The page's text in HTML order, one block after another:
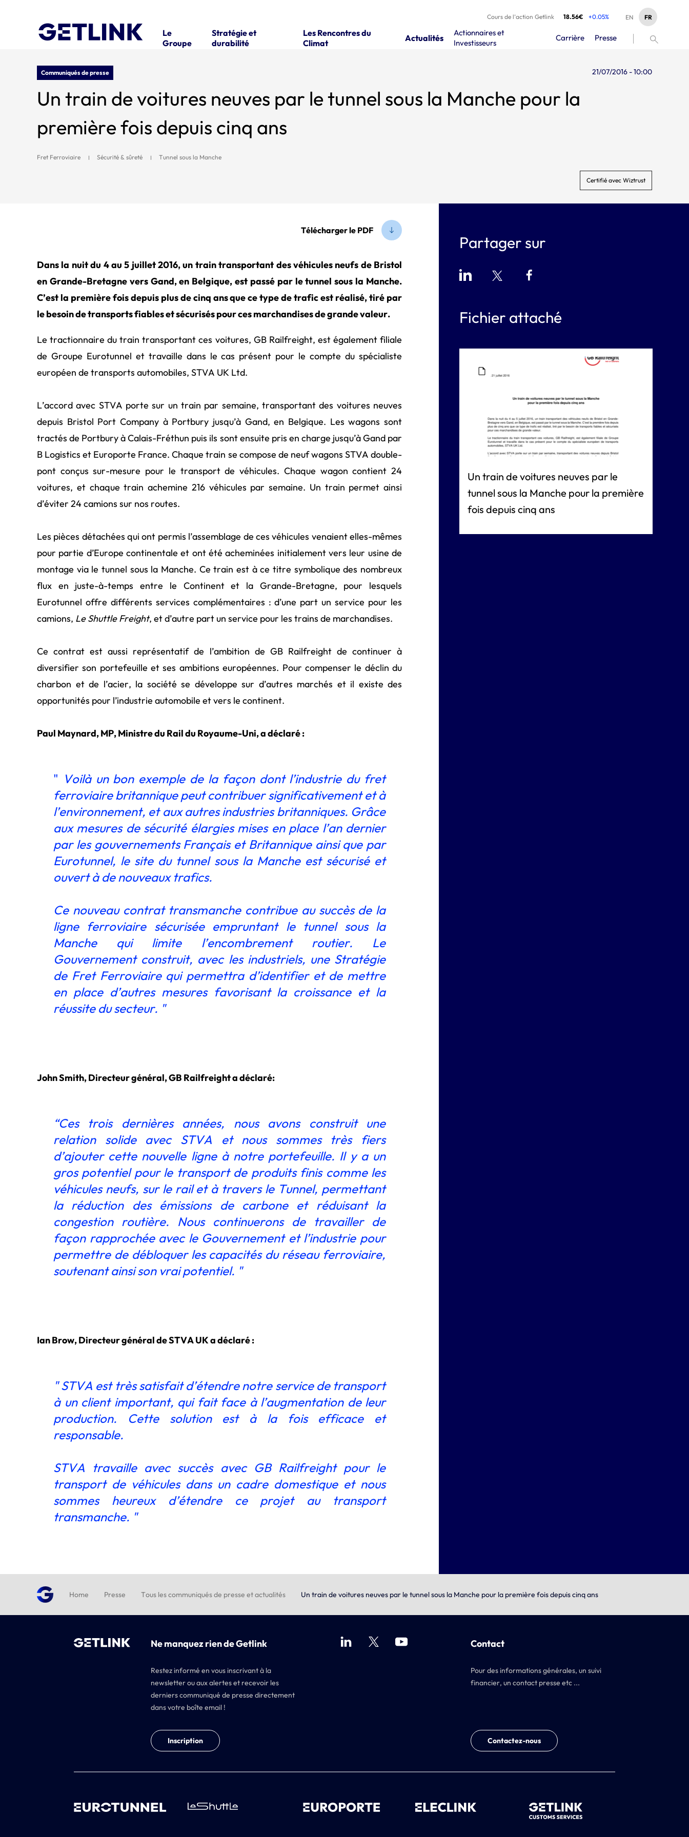
Cours de l’action Getlink 18.56€ +0.05% FR
EN
Le
Groupe
Stratégie et
durabilité
Les Rencontres du
Climat
Actualités
Actionnaires et
Investisseurs
Carrière Presse
Communiqués de presse 21/07/2016 - 10:00
Un train de voitures neuves par le tunnel sous la Manche pour la
première fois depuis cinq ans
Fret Ferroviaire Sécurité & sûreté Tunnel sous la Manche
Certifié avec Wiztrust
Télécharger le PDF
Dans la nuit du 4 au 5 juillet 2016, un train transportant des véhicules neufs de Bristol
en Grande-Bretagne vers Gand, en Belgique, est passé par le tunnel sous la Manche.
C’est la première fois depuis plus de cinq ans que ce type de trafic est réalisé, tiré par
le besoin de transports fiables et sécurisés pour ces marchandises de grande valeur.
Le tractionnaire du train transportant ces voitures, GB Railfreight, est également filiale
de Groupe Eurotunnel et travaille dans le cas présent pour le compte du spécialiste
européen de transports automobiles, STVA UK Ltd.
L’accord avec STVA porte sur un train par semaine, transportant des voitures neuves
depuis Bristol Port Company à Portbury jusqu’à Gand, en Belgique. Les wagons sont
tractés de Portbury à Calais-Fréthun puis ils sont ensuite pris en charge jusqu’à Gand par
B Logistics et Europorte France. Chaque train se compose de neuf wagons STVA double-
pont conçus sur-mesure pour le transport de véhicules. Chaque wagon contient 24
voitures, et chaque train achemine 216 véhicules par semaine. Un train permet ainsi
d’éviter 24 camions sur nos routes.
Les pièces détachées qui ont permis l’assemblage de ces véhicules venaient elles-mêmes
pour partie d’Europe continentale et ont été acheminées initialement vers leur usine de
montage via le tunnel sous la Manche. Ce train est à ce titre symbolique des nombreux
flux en juste-à-temps entre le Continent et la Grande-Bretagne, pour lesquels
Eurotunnel offre différents services complémentaires : d’une part un service pour les
camions, Le Shuttle Freight, et d’autre part un service pour les trains de marchandises.
Ce contrat est aussi représentatif de l’ambition de GB Railfreight de continuer à
diversifier son portefeuille et ses ambitions européennes. Pour compenser le déclin du
charbon et de l’acier, la société se développe sur d’autres marchés et il existe des
opportunités pour l’industrie automobile et vers le continent.
Paul Maynard, MP, Ministre du Rail du Royaume-Uni, a déclaré :
" Voilà un bon exemple de la façon dont l’industrie du fret
ferroviaire britannique peut contribuer significativement et à
l’environnement, et aux autres industries britanniques. Grâce
aux mesures de sécurité élargies mises en place l’an dernier
par les gouvernements Français et Britannique ainsi que par
Eurotunnel, le site du tunnel sous la Manche est sécurisé et
ouvert à de nouveaux trafics.
Ce nouveau contrat transmanche contribue au succès de la
ligne ferroviaire sécurisée empruntant le tunnel sous la
Manche qui limite l’encombrement routier. Le
Gouvernement construit, avec les industriels, une Stratégie
de Fret Ferroviaire qui permettra d’identifier et de mettre
en place d’autres mesures favorisant la croissance et la
réussite du secteur. "
John Smith, Directeur général, GB Railfreight a déclaré:
“Ces trois dernières années, nous avons construit une
relation solide avec STVA et nous sommes très fiers
d’ajouter cette nouvelle ligne à notre portefeuille. Il y a un
gros potentiel pour le transport de produits finis comme les
véhicules neufs, sur le rail et à travers le Tunnel, permettant
la réduction des émissions de carbone et réduisant la
congestion routière. Nous continuerons de travailler de
façon rapprochée avec le Gouvernement et l’industrie pour
permettre de débloquer les capacités du réseau ferroviaire,
soutenant ainsi son vrai potentiel. "
Ian Brow, Directeur général de STVA UK a déclaré :
" STVA est très satisfait d’étendre notre service de transport
à un client important, qui fait face à l’augmentation de leur
production. Cette solution est à la fois efficace et
responsable.
STVA travaille avec succès avec GB Railfreight pour le
transport de véhicules dans un cadre domestique et nous
sommes heureux d’étendre ce projet au transport
transmanche. "
Partager sur
Fichier attaché
Un train de voitures neuves par le
tunnel sous la Manche pour la première
fois depuis cinq ans
Home Presse Tous les communiqués de presse et actualités Un train de voitures neuves par le tunnel sous la Manche pour la première fois depuis cinq ans
Ne manquez rien de Getlink
Restez informé en vous inscrivant à la
newsletter ou aux alertes et recevoir les
derniers communiqué de presse directement
dans votre boîte email !
Inscription
Contact
Pour des informations générales, un suivi
financier, un contact presse etc ...
Contactez-nous